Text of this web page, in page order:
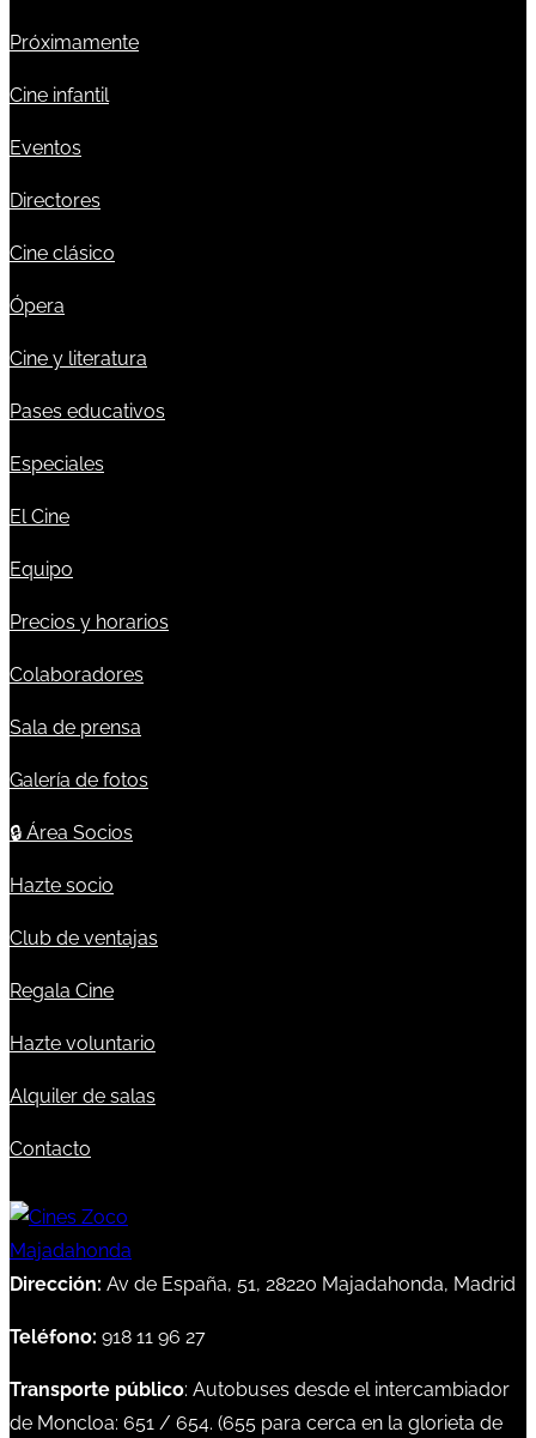
Próximamente
Cine infantil
Eventos
Directores
Cine clásico
Ópera
Cine y literatura
Pases educativos
Especiales
El Cine
Equipo
Precios y horarios
Colaboradores
Sala de prensa
Galería de fotos
🔒 Área Socios
Hazte socio
Club de ventajas
Regala Cine
Hazte voluntario
Alquiler de salas
Contacto
Dirección: Av de España, 51, 28220 Majadahonda, Madrid
Teléfono: 918 11 96 27
Transporte público: Autobuses desde el intercambiador
de Moncloa: 651 / 654. (655 para cerca en la glorieta de